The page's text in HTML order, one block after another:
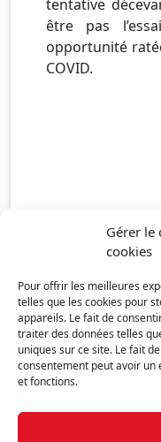
Gérer le
cookies
Pour offrir les meilleures
telles que les cookies pour
appareils. Le fait de
traiter des données telles
uniques sur ce site. Le fait
consentement peut avoir
et fonctions.
tentative
être pas
opportunité
COVID.